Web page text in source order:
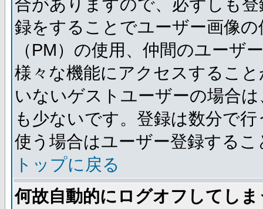
合がありますので、必ずしも
録をすることでユーザー画像
（PM）の使用、仲間のユーザ
様々な機能にアクセスするこ
いないゲストユーザーの場合
も少ないです。登録は数分で
使う場合はユーザー登録する
トップに戻る
何故自動的にログオフしてし